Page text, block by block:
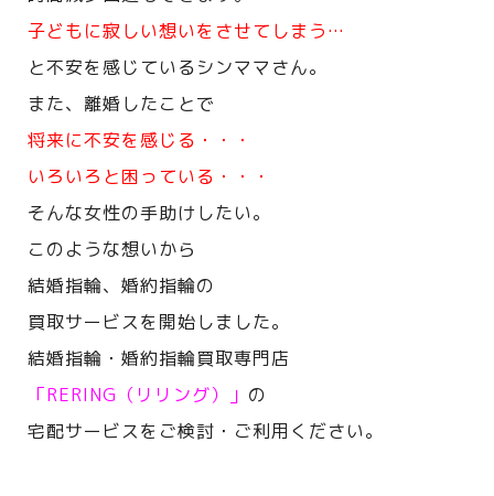
子どもに寂しい想いをさせてしまう…
と不安を感じているシンママさん。
また、離婚したことで
将来に不安を感じる・・・
いろいろと困っている・・・
そんな女性の手助けしたい。
このような想いから
結婚指輪、婚約指輪の
買取サービスを開始しました。
結婚指輪・婚約指輪買取専門店
「RERING（リリング）」 の
宅配サービスをご検討・ご利用ください。